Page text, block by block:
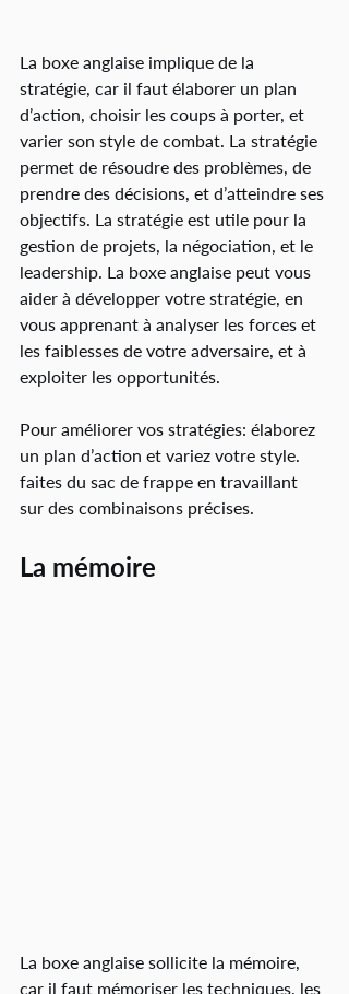
La boxe anglaise implique de la
stratégie, car il faut élaborer un plan
d’action, choisir les coups à porter, et
varier son style de combat. La stratégie
permet de résoudre des problèmes, de
prendre des décisions, et d’atteindre ses
objectifs. La stratégie est utile pour la
gestion de projets, la négociation, et le
leadership. La boxe anglaise peut vous
aider à développer votre stratégie, en
vous apprenant à analyser les forces et
les faiblesses de votre adversaire, et à
exploiter les opportunités.
Pour améliorer vos stratégies: élaborez
un plan d’action et variez votre style.
faites du sac de frappe en travaillant
sur des combinaisons précises.
La mémoire
La boxe anglaise sollicite la mémoire,
car il faut mémoriser les techniques, les